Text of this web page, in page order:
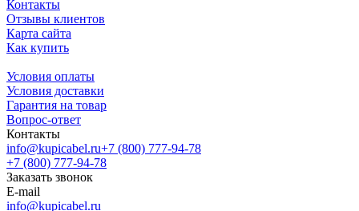
Контакты
Отзывы клиентов
Карта сайта
Как купить
Условия оплаты
Условия доставки
Гарантия на товар
Вопрос-ответ
Контакты
info@kupicabel.ru+7 (800) 777-94-78
+7 (800) 777-94-78
Заказать звонок
E-mail
info@kupicabel.ru